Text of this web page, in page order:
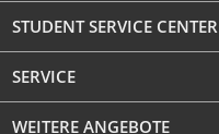
STUDENT SERVICE CENTER
SERVICE
WEITERE ANGEBOTE